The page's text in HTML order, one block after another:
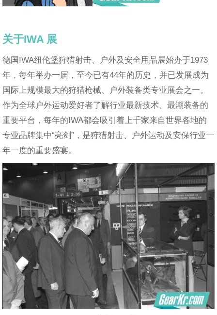
关于IWA 展
德国IWA纽伦堡狩猎射击、户外及安全用品展始办于1973
年，每年举办一届，至今已有44年的历史，并已发展成为
国际上规模最大的狩猎枪械、户外装备类专业展会之一。
作为全球户外运动爱好者了解行业最新技术、最潮装备的
重要平台，每年的IWA都会吸引着上千家来自世界各地的
专业品牌集中“亮剑”，是狩猎射击、户外运动及安保行业一
年一度的重要盛宴。